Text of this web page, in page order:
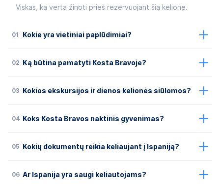
Viskas, ką verta žinoti prieš rezervuojant šią kelionę.
01 Kokie yra vietiniai paplūdimiai?
02 Ką būtina pamatyti Kosta Bravoje?
03 Kokios ekskursijos ir dienos kelionės siūlomos?
04 Koks Kosta Bravos naktinis gyvenimas?
05 Kokių dokumentų reikia keliaujant į Ispaniją?
06 Ar Ispanija yra saugi keliautojams?